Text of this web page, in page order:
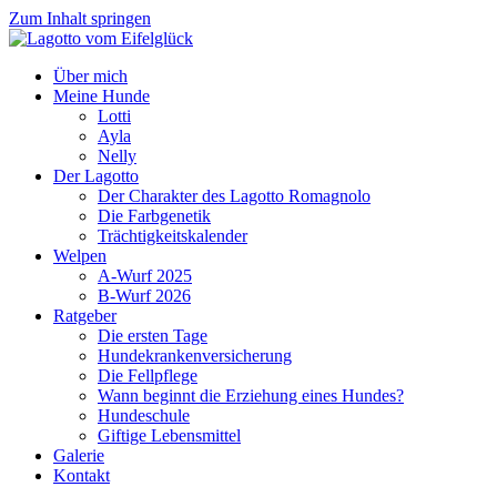
Zum Inhalt springen
Über mich
Meine Hunde
Lotti
Ayla
Nelly
Der Lagotto
Der Charakter des Lagotto Romagnolo
Die Farbgenetik
Trächtigkeitskalender
Welpen
A-Wurf 2025
B-Wurf 2026
Ratgeber
Die ersten Tage
Hundekrankenversicherung
Die Fellpflege
Wann beginnt die Erziehung eines Hundes?
Hundeschule
Giftige Lebensmittel
Galerie
Kontakt